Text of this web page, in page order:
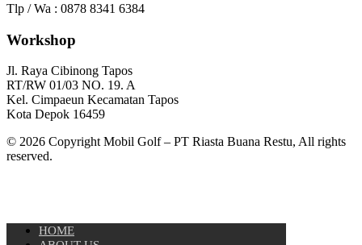
Tlp / Wa : 0878 8341 6384
Workshop
Jl. Raya Cibinong Tapos
RT/RW 01/03 NO. 19. A
Kel. Cimpaeun Kecamatan Tapos
Kota Depok 16459
© 2026 Copyright Mobil Golf – PT Riasta Buana Restu, All rights
reserved.
HOME